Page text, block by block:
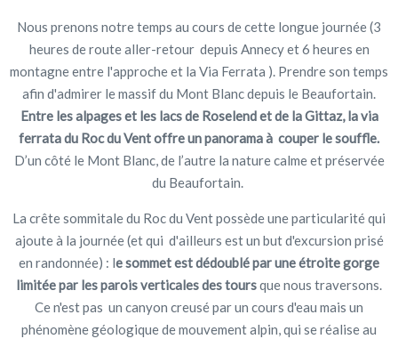
Nous prenons notre temps au cours de cette longue journée (3
heures de route aller-retour depuis Annecy et 6 heures en
montagne entre l'approche et la Via Ferrata ). Prendre son temps
afin d'admirer le massif du Mont Blanc depuis le Beaufortain.
Entre les alpages et les lacs de Roselend et de la Gittaz, la via
ferrata du Roc du Vent offre un panorama à couper le souffle.
D’un côté le Mont Blanc, de l’autre la nature calme et préservée
du Beaufortain.
La crête sommitale du Roc du Vent possède une particularité qui
ajoute à la journée (et qui d'ailleurs est un but d'excursion prisé
en randonnée) : le sommet est dédoublé par une étroite gorge
limitée par les parois verticales des toursque nous traversons.
Ce n'est pas un canyon creusé par un cours d'eau mais un
phénomène géologique de mouvement alpin, qui se réalise au